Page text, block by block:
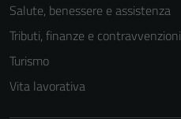
Salute, benessere e assistenza
Tributi, finanze e contravvenzioni
Turismo
Vita lavorativa